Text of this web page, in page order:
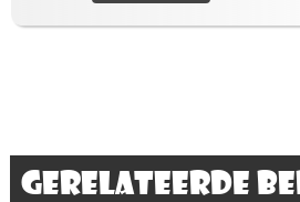
Gerelateerde